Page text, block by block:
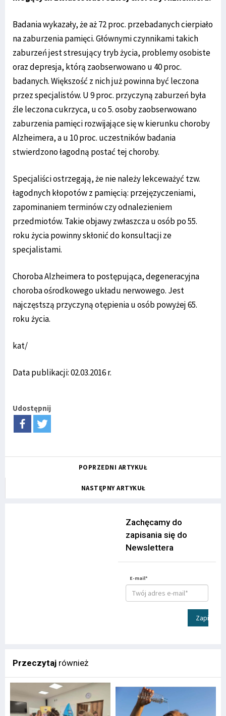
Badania wykazały, że aż 72 proc. przebadanych cierpiało
na zaburzenia pamięci. Głównymi czynnikami takich
zaburzeń jest stresujący tryb życia, problemy osobiste
oraz depresja, którą zaobserwowano u 40 proc.
badanych. Większość z nich już powinna być leczona
przez specjalistów. U 9 proc. przyczyną zaburzeń była
źle leczona cukrzyca, u co 5. osoby zaobserwowano
zaburzenia pamięci rozwijające się w kierunku choroby
Alzheimera, a u 10 proc. uczestników badania
stwierdzono łagodną postać tej choroby.
Specjaliści ostrzegają, że nie należy lekceważyć tzw.
łagodnych kłopotów z pamięcią: przejęzyczeniami,
zapominaniem terminów czy odnalezieniem
przedmiotów. Takie objawy zwłaszcza u osób po 55.
roku życia powinny skłonić do konsultacji ze
specjalistami.
Choroba Alzheimera to postępująca, degeneracyjna
choroba ośrodkowego układu nerwowego. Jest
najczęstszą przyczyną otępienia u osób powyżej 65.
roku życia.
kat/
Data publikacji: 02.03.2016 r.
Udostępnij
POPRZEDNI ARTYKUŁ
NASTĘPNY ARTYKUŁ
Zachęcamy do
zapisania się do
Newslettera
E-mail*
Zapisz
Przeczytaj również